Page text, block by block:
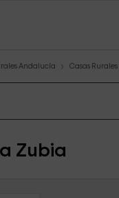
Andalucía Casas
Zubia